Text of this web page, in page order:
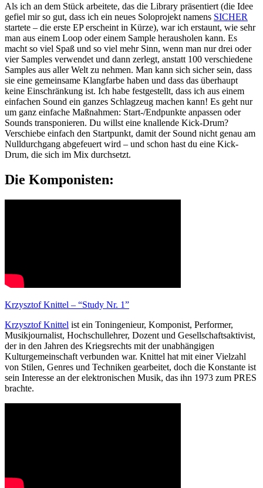
Als ich an dem Stück arbeitete, das die Library präsentiert (die Idee
gefiel mir so gut, dass ich ein neues Soloprojekt namens SICHER
startete – die erste EP erscheint in Kürze), war ich erstaunt, wie sehr
man aus einem Loop oder einem Sample herausholen kann. Es
macht so viel Spaß und so viel mehr Sinn, wenn man nur drei oder
vier Samples verwendet und dann zerlegt, anstatt 100 verschiedene
Samples aus aller Welt zu nehmen. Man kann sich sicher sein, dass
sie eine gemeinsame Klangfarbe haben und dass das überhaupt
keine Einschränkung ist. Ich habe festgestellt, dass ich aus einem
einfachen Sound ein ganzes Schlagzeug machen kann! Es geht nur
um ganz einfache Maßnahmen: Start-/Endpunkte anpassen oder
Sounds transponieren. Du willst eine knallende Kick-Drum?
Verschiebe einfach den Startpunkt, damit der Sound nicht genau am
Nulldurchgang abgefeuert wird – und schon hast du eine Kick-
Drum, die sich im Mix durchsetzt.
Die Komponisten:
Krzysztof Knittel – “Study Nr. 1”
Krzysztof Knittel ist ein Toningenieur, Komponist, Performer,
Musikjournalist, Hochschullehrer, Dozent und Gesellschaftsaktivist,
der in den Jahren des Kriegsrechts mit der unabhängigen
Kulturgemeinschaft verbunden war. Knittel hat mit einer Vielzahl
von Stilen, Genres und Techniken gearbeitet, doch die Konstante ist
sein Interesse an der elektronischen Musik, das ihn 1973 zum PRES
brachte.